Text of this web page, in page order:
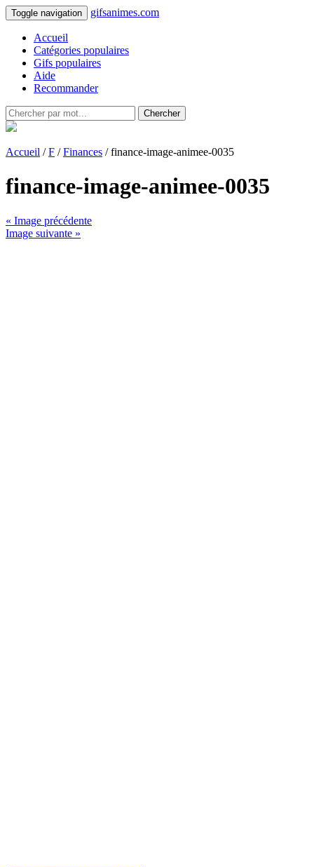
Toggle navigation gifsanimes.com
Accueil
Catégories populaires
Gifs populaires
Aide
Recommander
Chercher
Accueil /F /Finances / finance-image-animee-0035
finance-image-animee-0035
« Image précédente
Image suivante »